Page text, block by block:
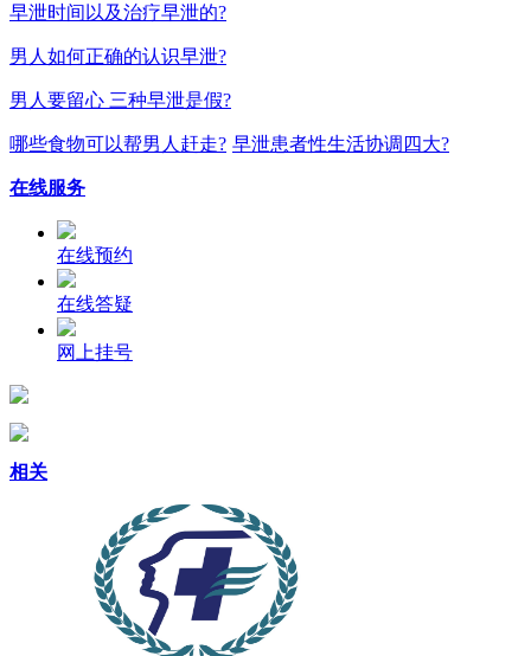
早泄时间以及治疗早泄的?
男人如何正确的认识早泄?
男人要留心 三种早泄是假?
哪些食物可以帮男人赶走? 早泄患者性生活协调四大?
在线服务
在线预约
在线答疑
网上挂号
相关